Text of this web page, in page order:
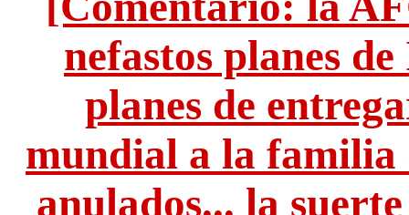
nefastos planes
planes de
mundial a la familia
anulados... la